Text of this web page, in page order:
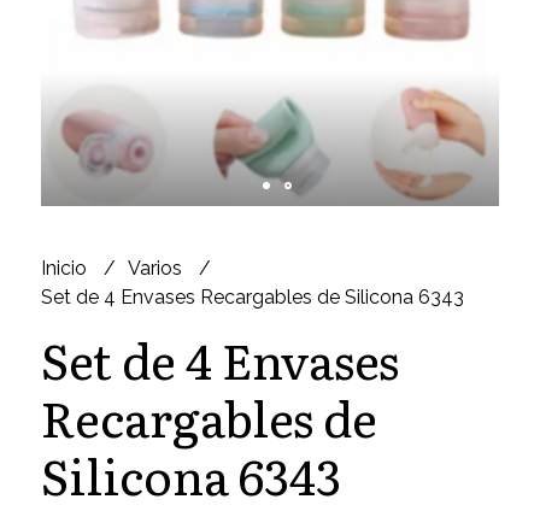
Inicio
Varios
Set de 4 Envases Recargables de Silicona 6343
Set de 4 Envases
Recargables de
Silicona 6343